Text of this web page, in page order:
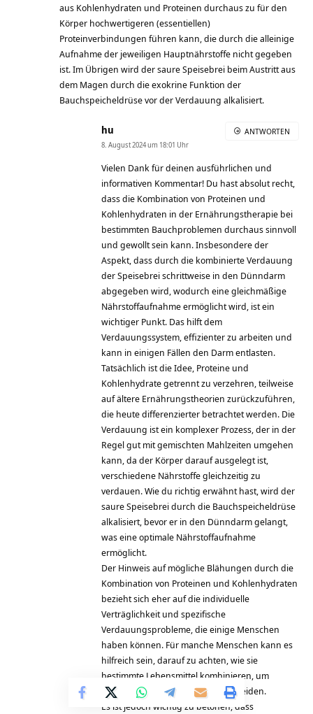
aus Kohlenhydraten und Proteinen durchaus zu für den
Körper hochwertigeren (essentiellen)
Proteinverbindungen führen kann, die durch die alleinige
Aufnahme der jeweiligen Hauptnährstoffe nicht gegeben
ist. Im Übrigen wird der saure Speisebrei beim Austritt aus
dem Magen durch die exokrine Funktion der
Bauchspeicheldrüse vor der Verdauung alkalisiert.
hu
8. August 2024 um 18:01 Uhr
Vielen Dank für deinen ausführlichen und
informativen Kommentar! Du hast absolut recht,
dass die Kombination von Proteinen und
Kohlenhydraten in der Ernährungstherapie bei
bestimmten Bauchproblemen durchaus sinnvoll
und gewollt sein kann. Insbesondere der
Aspekt, dass durch die kombinierte Verdauung
der Speisebrei schrittweise in den Dünndarm
abgegeben wird, wodurch eine gleichmäßige
Nährstoffaufnahme ermöglicht wird, ist ein
wichtiger Punkt. Das hilft dem
Verdauungssystem, effizienter zu arbeiten und
kann in einigen Fällen den Darm entlasten.
Tatsächlich ist die Idee, Proteine und
Kohlenhydrate getrennt zu verzehren, teilweise
auf ältere Ernährungstheorien zurückzuführen,
die heute differenzierter betrachtet werden. Die
Verdauung ist ein komplexer Prozess, der in der
Regel gut mit gemischten Mahlzeiten umgehen
kann, da der Körper darauf ausgelegt ist,
verschiedene Nährstoffe gleichzeitig zu
verdauen. Wie du richtig erwähnt hast, wird der
saure Speisebrei durch die Bauchspeicheldrüse
alkalisiert, bevor er in den Dünndarm gelangt,
was eine optimale Nährstoffaufnahme
ermöglicht.
Der Hinweis auf mögliche Blähungen durch die
Kombination von Proteinen und Kohlenhydraten
bezieht sich eher auf die individuelle
Verträglichkeit und spezifische
Verdauungsprobleme, die einige Menschen
haben können. Für manche Menschen kann es
hilfreich sein, darauf zu achten, wie sie
bestimmte Lebensmittel kombinieren, um
unangenehme Symptome zu vermeiden.
Es ist jedoch wichtig zu betonen, dass
ANTWORTEN